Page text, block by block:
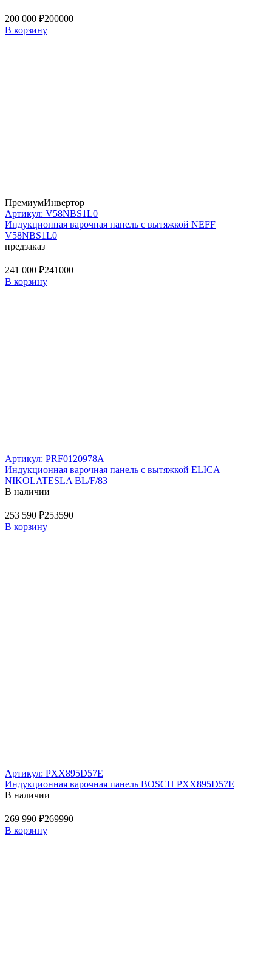
200 000 ₽200000
В корзину
ПремиумИнвертор
Артикул: V58NBS1L0
Индукционная варочная панель с вытяжкой NEFF
V58NBS1L0
предзаказ
241 000 ₽241000
В корзину
Артикул: PRF0120978A
Индукционная варочная панель с вытяжкой ELICA
NIKOLATESLA BL/F/83
В наличии
253 590 ₽253590
В корзину
Артикул: PXX895D57E
Индукционная варочная панель BOSCH PXX895D57E
В наличии
269 990 ₽269990
В корзину